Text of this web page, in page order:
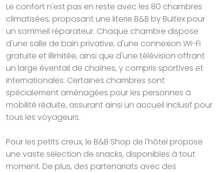
Le confort n'est pas en reste avec les 80 chambres
climatisées, proposant une literie B&B by Bultex pour
un sommeil réparateur. Chaque chambre dispose
d'une salle de bain privative, d'une connexion Wi-Fi
gratuite et illimitée, ainsi que d'une télévision offrant
un large éventail de chaînes, y compris sportives et
internationales. Certaines chambres sont
spécialement aménagées pour les personnes à
mobilité réduite, assurant ainsi un accueil inclusif pour
tous les voyageurs.
Pour les petits creux, le B&B Shop de l'hôtel propose
une vaste sélection de snacks, disponibles à tout
moment. De plus, des partenariats avec des